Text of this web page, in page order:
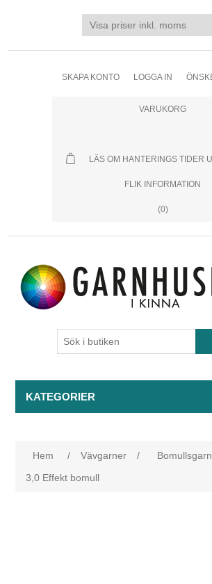
SKAPA KONTO LOGGA IN
VARUKORG
LÄS OM HANTERINGS TIDER
FLIK INFORMATION
(0)
KATEGORIER
Hem / Vävgarner / Bomullsgarn
3,0 Effekt bomull